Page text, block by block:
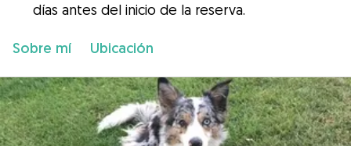
días antes del inicio de la reserva.
Sobre mí Ubicación